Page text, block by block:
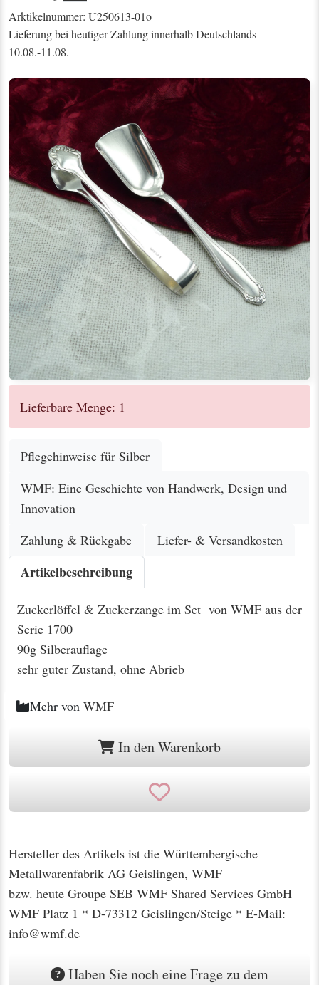
Arktikelnummer: U250613-01o
Lieferung bei heutiger Zahlung innerhalb Deutschlands
10.08.-11.08.
Lieferbare Menge: 1
Pflegehinweise für Silber
WMF: Eine Geschichte von Handwerk, Design und
Innovation
Zahlung & Rückgabe
Liefer- & Versandkosten
Artikelbeschreibung
Zuckerlöffel & Zuckerzange im Set von WMF aus der
Serie 1700
90g Silberauflage
sehr guter Zustand, ohne Abrieb
Mehr von WMF
In den Warenkorb
Hersteller des Artikels ist die Württembergische
Metallwarenfabrik AG Geislingen, WMF
bzw. heute Groupe SEB WMF Shared Services GmbH
WMF Platz 1 * D-73312 Geislingen/Steige * E-Mail:
info@wmf.de
Haben Sie noch eine Frage zu dem